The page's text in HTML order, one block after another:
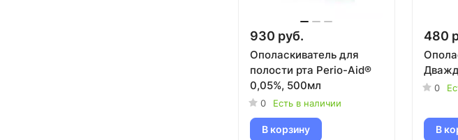
930 руб.
Ополаскиватель для
полости рта Perio-Aid®
0,05%, 500мл
0 Есть в наличии
В корзину
480
0
В